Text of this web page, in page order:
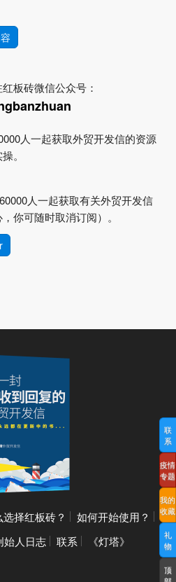
板砖微信公众号：
人一起获取外贸开发信的资源
。
人一起获取有关外贸开发信
你可随时取消订阅）。
选择红板砖？
如何开始使用？
始人日志 联系 《灯塔》
联
系
疫情
专题
我的
收藏
礼
物
顶